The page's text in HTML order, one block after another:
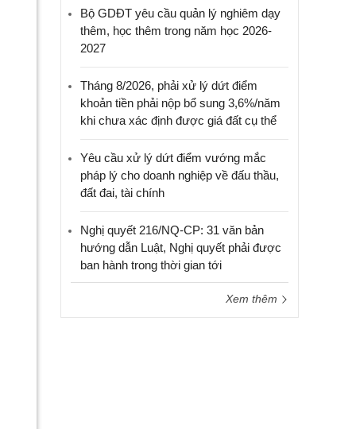
Bộ GDĐT yêu cầu quản lý nghiêm dạy
thêm, học thêm trong năm học 2026-
2027
Tháng 8/2026, phải xử lý dứt điểm
khoản tiền phải nộp bổ sung 3,6%/năm
khi chưa xác định được giá đất cụ thể
Yêu cầu xử lý dứt điểm vướng mắc
pháp lý cho doanh nghiệp về đấu thầu,
đất đai, tài chính
Nghị quyết 216/NQ-CP: 31 văn bản
hướng dẫn Luật, Nghị quyết phải được
ban hành trong thời gian tới
Xem thêm